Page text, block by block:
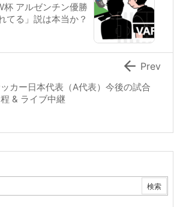
杯 アルゼンチン優勝
てる」説は本当か？
カー日本代表（A代表）今後の試合
& ライブ中継
 Prev